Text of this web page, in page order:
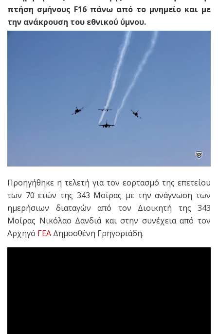
πτήση σμήνους F16 πάνω από το μνημείο και με
την ανάκρουση του εθνικού ύμνου.
Προηγήθηκε η τελετή για τον εορτασμό της επετείου
των 70 ετών της 343 Μοίρας με την ανάγνωση των
ημερήσιων διαταγών από τον Διοικητή της 343
Μοίρας Νικόλαο Δανδιά και στην συνέχεια από τον
Αρχηγό ΓΕΑ Δημοσθένη Γρηγοριάδη.